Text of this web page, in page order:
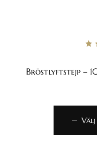
Bröstlyftstejp –